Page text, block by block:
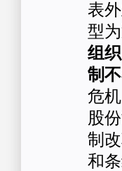
表
型
组
制
危
股
制
和